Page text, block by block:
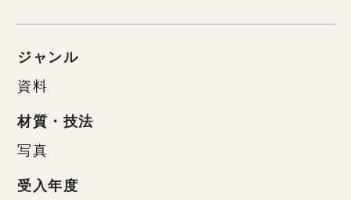
ジャンル
資料
材質・技法
写真
受入年度